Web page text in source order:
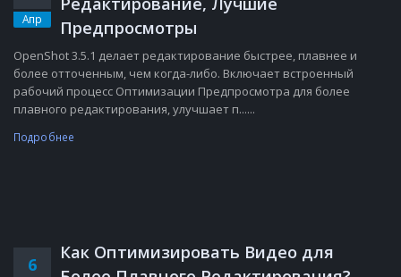
Апр
Предпросмотры
OpenShot 3.5.1 делает редактирование быстрее, плавнее и
более отточенным, чем когда-либо. Включает встроенный
рабочий процесс Оптимизации Предпросмотра для более
плавного редактирования, улучшает п......
Подробнее
6
Как Оптимизировать Видео для